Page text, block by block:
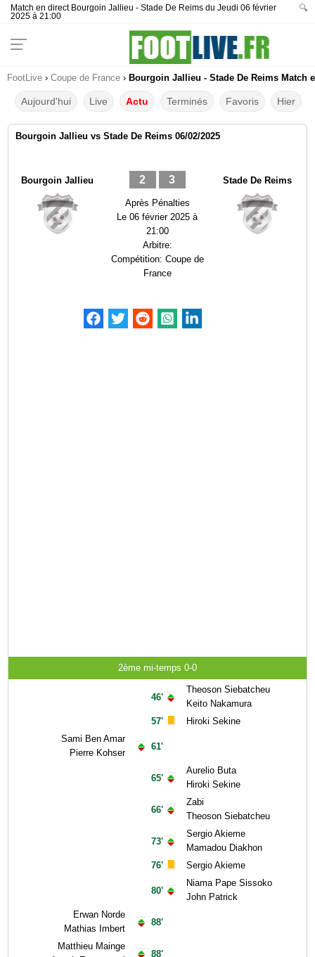
Match en direct Bourgoin Jallieu - Stade De Reims du Jeudi 06 février
2025 à 21:00
🔍
FootLive › Coupe de France › Bourgoin Jallieu - Stade De Reims Match
Aujourd'hui Live Actu Terminés Favoris Hier
Bourgoin Jallieu vs Stade De Reims 06/02/2025
Bourgoin Jallieu 2 3
Après Pénalties
Le06 février 2025 à
21:00
Arbitre:
Compétition: Coupe de
France
Stade De Reims
2ème mi-temps 0-0
Sami Ben Amar
Pierre Kohser
Erwan Norde
Mathias Imbert
Matthieu Mainge
46'
57'
61'
65'
66'
73'
76'
80'
88'
88'
Theoson Siebatcheu
Keito Nakamura
Hiroki Sekine
Aurelio Buta
Hiroki Sekine
Zabi
Theoson Siebatcheu
Sergio Akieme
Mamadou Diakhon
Sergio Akieme
Niama Pape Sissoko
John Patrick